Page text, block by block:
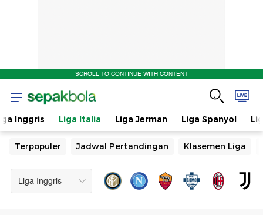
SCROLL TO CONTINUE WITH CONTENT
Inggris Liga Italia Liga Jerman Liga Spanyol
Terpopuler Jadwal Pertandingan Klasemen Liga